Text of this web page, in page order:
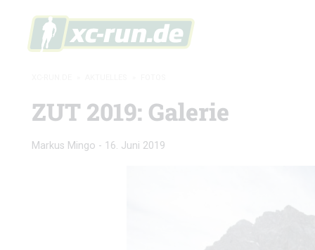
ZUT 2019: Galerie
Markus Mingo - 16. Juni 2019